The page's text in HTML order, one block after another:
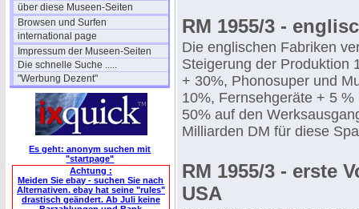
über diese Museen-Seiten
Browsen und Surfen
international page
Impressum der Museen-Seiten
Die schnelle Suche .....
"Werbung Dezent"
Es geht: anonym suchen mit
"startpage"
Achtung :
Meiden Sie ebay - suchen Sie nach
Alternativen. ebay hat seine "rules"
drastisch geändert. Ab Juli keine
RM 1955/3 -
Die englischen Fabriken
Steigerung der Produktion
+ 30%, Phonosuper und
10%, Fernsehgeräte + 5
50% auf den
Milliarden DM für diese
RM 1955/3 - erste
USA